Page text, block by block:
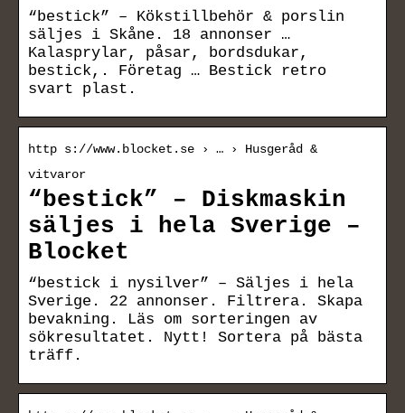
“bestick” – Kökstillbehör & porslin
säljes i Skåne. 18 annonser …
Kalasprylar, påsar, bordsdukar,
bestick,. Företag … Bestick retro
svart plast.
http s://www.blocket.se › … › Husgeråd &
vitvaror
“bestick” – Diskmaskin
säljes i hela Sverige –
Blocket
“bestick i nysilver” – Säljes i hela
Sverige. 22 annonser. Filtrera. Skapa
bevakning. Läs om sorteringen av
sökresultatet. Nytt! Sortera på bästa
träff.